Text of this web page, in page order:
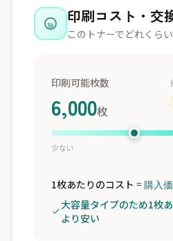
印刷コスト・交
このトナーでどれくら
印刷可能枚数
6,000枚
少ない
1枚あたりのコスト =購入
大容量タイプのため1枚
より安い